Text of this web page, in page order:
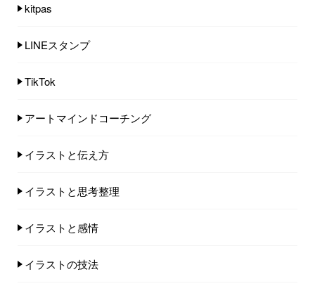
kitpas
LINEスタンプ
TikTok
アートマインドコーチング
イラストと伝え方
イラストと思考整理
イラストと感情
イラストの技法